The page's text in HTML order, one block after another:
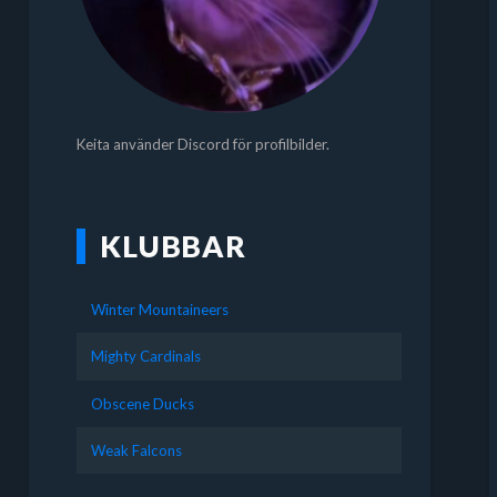
Keita använder Discord för profilbilder.
KLUBBAR
Winter Mountaineers
Mighty Cardinals
Obscene Ducks
Weak Falcons